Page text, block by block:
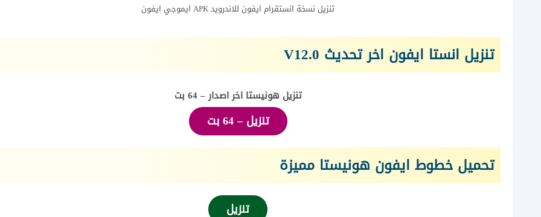
تنزيل نسخة انستقرام ايفون للاندرويد APK ايموجي ايفون
تنزيل انستا ايفون اخر تحديث 0.V12
تنزيل هونيستا اخر اصدار – 64 بت
تنزيل – 64 بت
تحميل خطوط ايفون هونيستا مميزة
تنزيل